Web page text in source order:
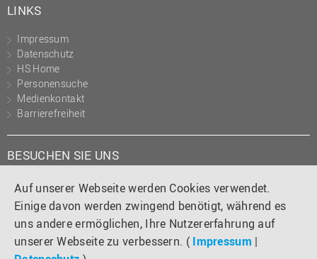
Auf unserer Webseite werden Cookies verwendet.
Einige davon werden zwingend benötigt, während es
uns andere ermöglichen, Ihre Nutzererfahrung auf
unserer Webseite zu verbessern. ( Impressum |
LINKS
Impressum
Datenschutz
HS Home
Personensuche
Medienkontakt
Barrierefreiheit
BESUCHEN SIE UNS
Instagram
TiktokLinkedIn
YouTube
Facebook